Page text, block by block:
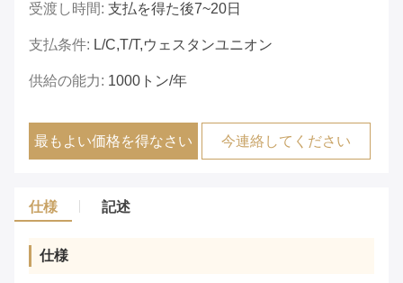
受渡し時間: 支払を得た後7~20日
支払条件: L/C,T/T,ウェスタンユニオン
供給の能力: 1000トン/年
最もよい価格を得なさい 今連絡してください
仕様 記述
仕様